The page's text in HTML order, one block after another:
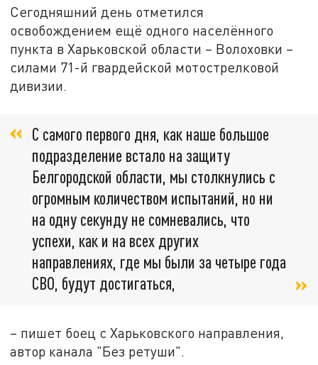
Сегодняшний день отметился
освобождением ещё одного населённого
пункта в Харьковской области – Волоховки –
силами 71-й гвардейской мотострелковой
дивизии.
С самого первого дня, как наше большое
подразделение встало на защиту
Белгородской области, мы столкнулись с
огромным количеством испытаний, но ни
на одну секунду не сомневались, что
успехи, как и на всех других
направлениях, где мы были за четыре года
СВО, будут достигаться,
– пишет боец с Харьковского направления,
автор канала "Без ретуши".